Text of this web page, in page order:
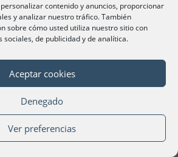
contenido y anuncios, proporcionar
y analizar nuestro tráfico. También
sobre cómo usted utiliza nuestro sitio con
sociales, de publicidad y de analítica.
Aceptar cookies
Denegado
Ver preferencias
de Comercio, Industria, Servicios y
de València 2020